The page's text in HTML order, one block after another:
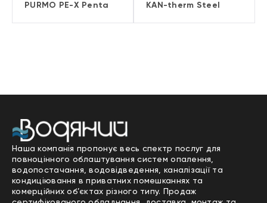
PURMO PE-X Penta KAN-therm Steel
Наша компанія пропонує весь спектр послуг для
повноцінного облаштування систем опалення,
водопостачання, водовідведення, каналізації та
кондиціювання в приватних помешканнях та
комерційних об’єктах різного типу. Продаж